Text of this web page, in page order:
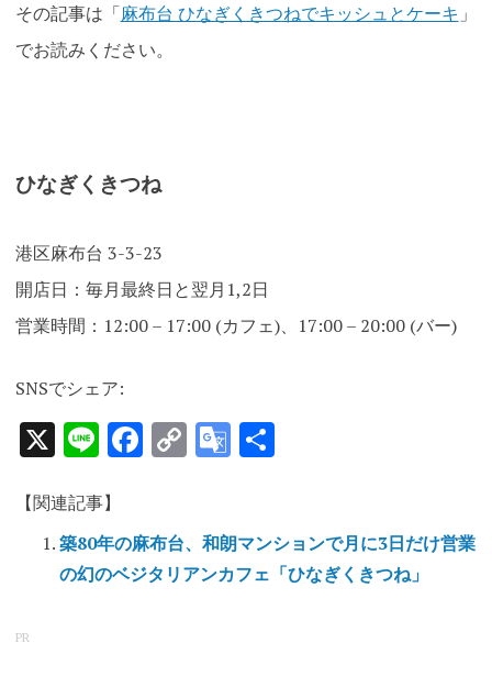
その記事は「麻布台 ひなぎくきつねでキッシュとケーキ 」
でお読みください。
ひなぎくきつね
港区麻布台 3-3-23
開店日：毎月最終日と翌月1,2日
営業時間：12:00 – 17:00 (カフェ)、17:00 – 20:00 (バー)
SNSでシェア:
X LineFacebook
CopyGoogle
共
【関連記事】
築80年の麻布台、和朗マンションで月に3日だけ営業
の幻のベジタリアンカフェ「ひなぎくきつね」
PR